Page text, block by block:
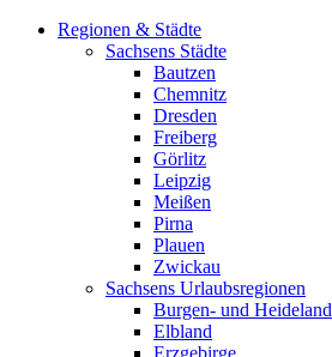
Regionen & Städte
Sachsens Städte
Bautzen
Chemnitz
Dresden
Freiberg
Görlitz
Leipzig
Meißen
Pirna
Plauen
Zwickau
Sachsens Urlaubsregionen
Burgen- und Heideland
Elbland
Erzgebirge